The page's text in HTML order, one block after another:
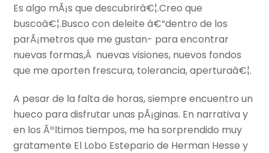
Es algo mÃ¡s que descubrirâ€¦.Creo que
buscoâ€¦.Busco con deleite â€“dentro de los
parÃ¡metros que me gustan- para encontrar
nuevas formas,Â nuevas visiones, nuevos fondos
que me aporten frescura, tolerancia, aperturaâ€¦.
A pesar de la falta de horas, siempre encuentro un
hueco para disfrutar unas pÃ¡ginas. En narrativa y
en los Ãºltimos tiempos, me ha sorprendido muy
gratamente El Lobo Estepario de Herman Hesse y